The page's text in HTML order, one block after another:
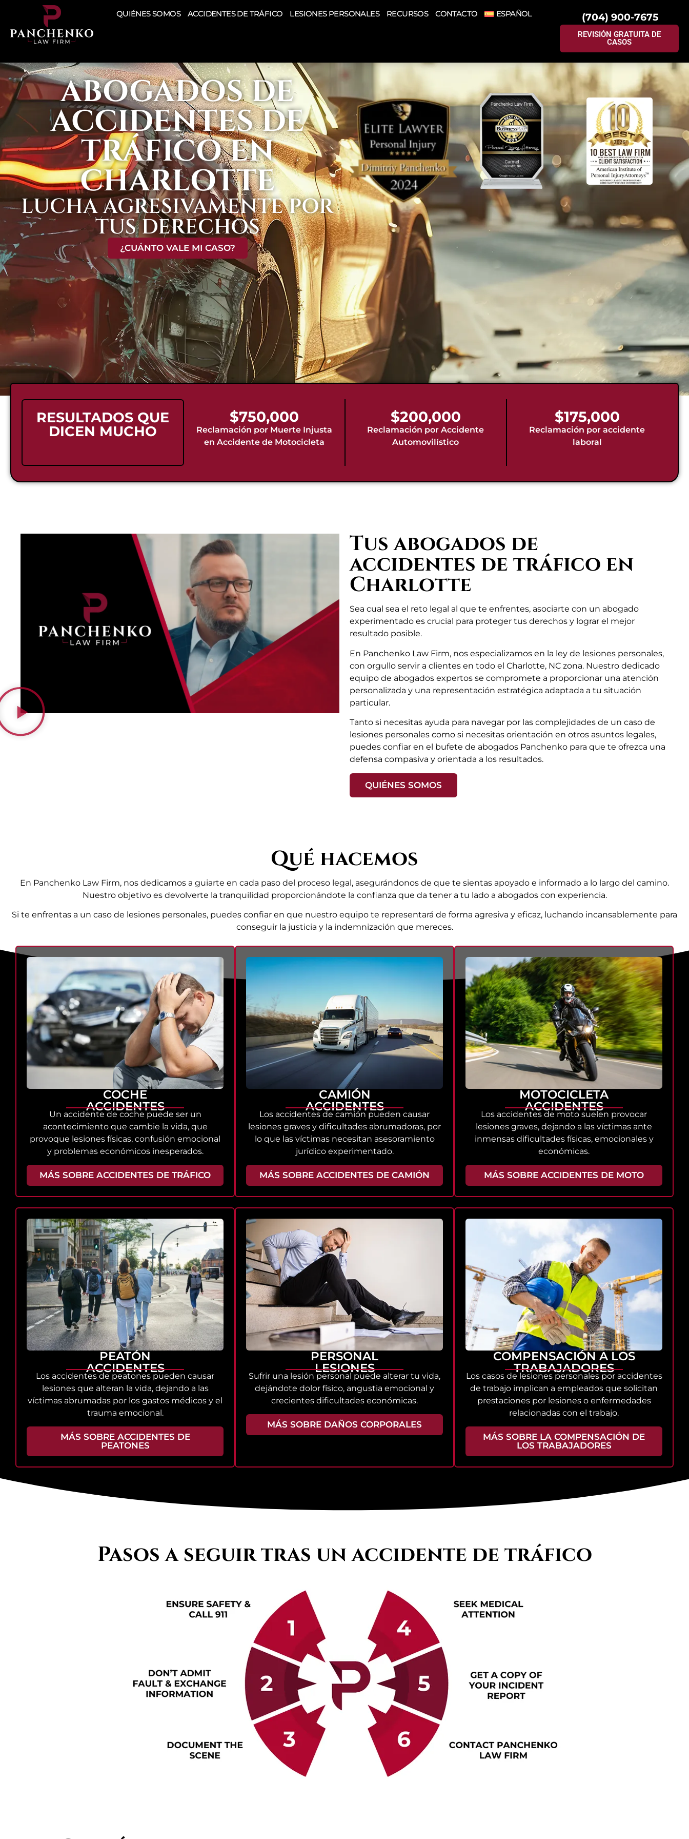
QUIÉNES SOMOS ACCIDENTES DE TRÁFICO LESIONES PERSONALES RECURSOS CONTACTO ESPAÑOL (704) 900-7675
REVISIÓN GRATUITA DE
CASOS
ABOGADOS DE
ACCIDENTES DE
TRÁFICO EN
CHARLOTTE
LUCHA AGRESIVAMENTE POR
TUS DERECHOS
¿CUÁNTO VALE MI CASO?
RESULTADOS QUE
DICEN MUCHO
$750,000
Reclamación por Muerte Injusta
en Accidente de Motocicleta
$200,000
Reclamación por Accidente
Automovilístico
$175,000
Reclamación por accidente
laboral
Tus abogados de
accidentes de tráfico en
Charlotte
Sea cual sea el reto legal al que te enfrentes, asociarte con un abogado
experimentado es crucial para proteger tus derechos y lograr el mejor
resultado posible.
En Panchenko Law Firm, nos especializamos en la ley de lesiones personales,
con orgullo servir a clientes en todo el Charlotte, NC zona. Nuestro dedicado
equipo de abogados expertos se compromete a proporcionar una atención
personalizada y una representación estratégica adaptada a tu situación
particular.
Tanto si necesitas ayuda para navegar por las complejidades de un caso de
lesiones personales como si necesitas orientación en otros asuntos legales,
puedes confiar en el bufete de abogados Panchenko para que te ofrezca una
defensa compasiva y orientada a los resultados.
QUIÉNES SOMOS
Qué hacemos
En Panchenko Law Firm, nos dedicamos a guiarte en cada paso del proceso legal, asegurándonos de que te sientas apoyado e informado a lo largo del camino.
Nuestro objetivo es devolverte la tranquilidad proporcionándote la confianza que da tener a tu lado a abogados con experiencia.
Si te enfrentas a un caso de lesiones personales, puedes confiar en que nuestro equipo te representará de forma agresiva y eficaz, luchando incansablemente para
conseguir la justicia y la indemnización que mereces.
COCHE
ACCIDENTES
Un accidente de coche puede ser un
acontecimiento que cambie la vida, que
provoque lesiones físicas, confusión emocional
y problemas económicos inesperados.
MÁS SOBRE ACCIDENTES DE TRÁFICO
CAMIÓN
ACCIDENTES
Los accidentes de camión pueden causar
lesiones graves y dificultades abrumadoras, por
lo que las víctimas necesitan asesoramiento
jurídico experimentado.
MÁS SOBRE ACCIDENTES DE CAMIÓN
MOTOCICLETA
ACCIDENTES
Los accidentes de moto suelen provocar
lesiones graves, dejando a las víctimas ante
inmensas dificultades físicas, emocionales y
económicas.
MÁS SOBRE ACCIDENTES DE MOTO
PEATÓN
ACCIDENTES
Los accidentes de peatones pueden causar
lesiones que alteran la vida, dejando a las
víctimas abrumadas por los gastos médicos y el
trauma emocional.
MÁS SOBRE ACCIDENTES DE
PEATONES
PERSONAL
LESIONES
Sufrir una lesión personal puede alterar tu vida,
dejándote dolor físico, angustia emocional y
crecientes dificultades económicas.
MÁS SOBRE DAÑOS CORPORALES
COMPENSACIÓN A LOS
TRABAJADORES
Los casos de lesiones personales por accidentes
de trabajo implican a empleados que solicitan
prestaciones por lesiones o enfermedades
relacionadas con el trabajo.
MÁS SOBRE LA COMPENSACIÓN DE
LOS TRABAJADORES
Pasos a seguir tras un accidente de tráfico